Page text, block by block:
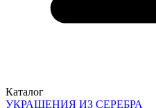
Каталог
УКРАШЕНИЯ ИЗ СЕРЕБРА